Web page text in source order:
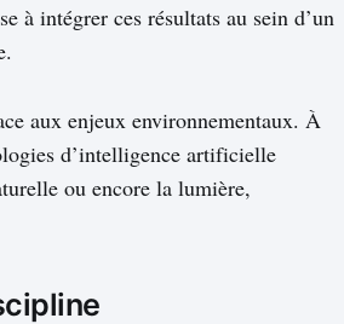
à intégrer ces résultats au sein d’un
aux enjeux environnementaux. À
d’intelligence artificielle
ou encore la lumière,